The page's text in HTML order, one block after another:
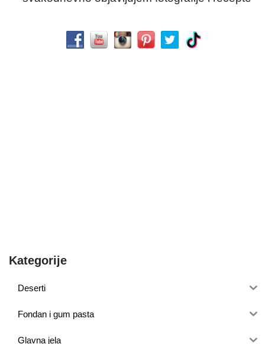
Kategorije
Deserti
Fondan i gum pasta
Glavna jela